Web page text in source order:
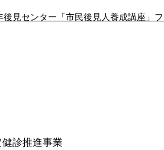
後見センター「市民後見人養成講座」
診推進事業